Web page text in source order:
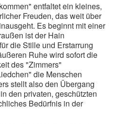
entfaltet ein kleines,
Freuden, das weit über
Es beginnt mit einer
ist der Hain
die Stille und Erstarrung
Ruhe wird sofort die
des "Zimmers"
die Menschen
stellt also den Übergang
den privaten, geschützten
Bedürfnis in der